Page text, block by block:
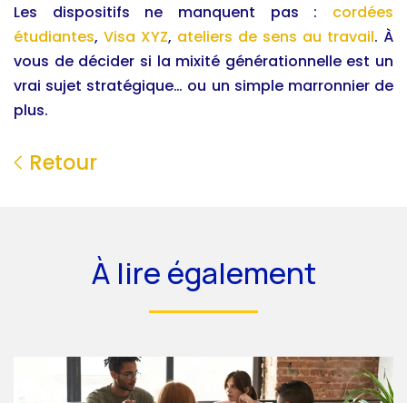
Les dispositifs ne manquent pas : cordées
étudiantes, Visa XYZ, ateliers de sens au travail. À
vous de décider si la mixité générationnelle est un
vrai sujet stratégique… ou un simple marronnier de
plus.
Retour
À lire également